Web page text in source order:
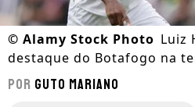
© Alamy Stock Photo Luiz
destaque do Botafogo na
Por Guto Mariano